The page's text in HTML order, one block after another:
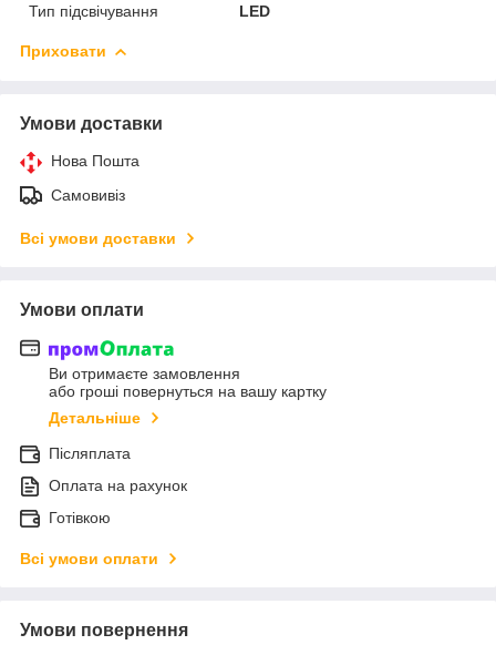
Тип підсвічування
LED
Приховати
Умови доставки
Нова Пошта
Самовивіз
Всі умови доставки
Умови оплати
Ви отримаєте замовлення
або гроші повернуться на вашу картку
Детальніше
Післяплата
Оплата на рахунок
Готівкою
Всі умови оплати
Умови повернення